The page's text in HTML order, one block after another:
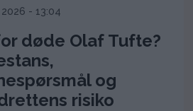
- 13:04
døde Olaf Tufte?
og
risiko